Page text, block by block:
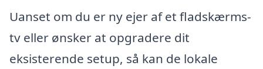
Uanset om du er ny ejer af et fladskærms-
tv eller ønsker at opgradere dit
eksisterende setup, så kan de lokale